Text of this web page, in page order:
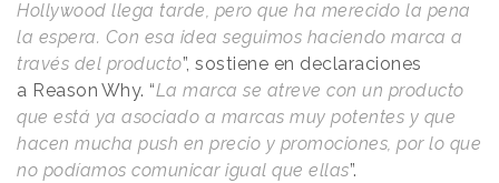
Hollywood llega tarde, pero que ha merecido la pena
la espera. Con esa idea seguimos haciendo marca a
través del producto”, sostiene en declaraciones
a Reason Why. “La marca se atreve con un producto
que está ya asociado a marcas muy potentes y que
hacen mucha push en precio y promociones, por lo que
no podíamos comunicar igual que ellas”.